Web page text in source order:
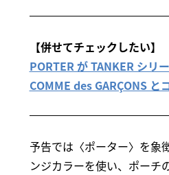
【併せてチェックしたい】
PORTER が TANKER シリ
COMME des GARÇONS と
予告では〈ポーター〉を象
ンジカラーを使い、ポーチ